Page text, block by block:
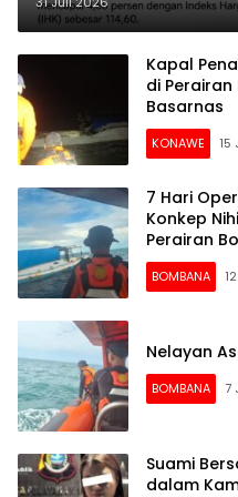
Kapal
di Perairan
Basarnas
KONAWE 15
7 Hari
Konkep
Perairan
BOMBANA
Nelayan
BOMBANA 7
Suami
dalam